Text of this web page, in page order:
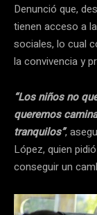
Denunció que,
tienen acceso a
sociales, lo cual
la convivencia y
“Los niños no
queremos
tranquilos”,
López, quien
conseguir un